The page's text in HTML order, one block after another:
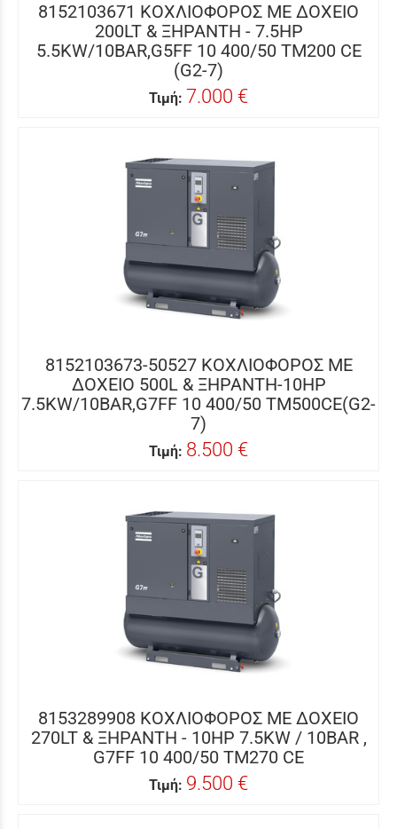
8152103671 ΚΟΧΛΙΟΦΟΡΟΣ ME ΔΟΧΕΙΟ
200LT & ΞΗΡΑΝΤΗ - 7.5HP
5.5KW/10BAR,G5FF 10 400/50 TM200 CE
(G2-7)
Τιμή: 7.000 €
8152103673-50527 ΚΟΧΛΙΟΦΟΡΟΣ ME
ΔΟΧΕΙΟ 500L & ΞΗΡΑΝΤΗ-10HP
7.5KW/10BAR,G7FF 10 400/50 TM500CE(G2-
7)
Τιμή: 8.500 €
8153289908 ΚΟΧΛΙΟΦΟΡΟΣ ME ΔΟΧΕΙΟ
270LT & ΞΗΡΑΝΤΗ - 10HP 7.5KW / 10BAR ,
G7FF 10 400/50 TM270 CE
Τιμή: 9.500 €